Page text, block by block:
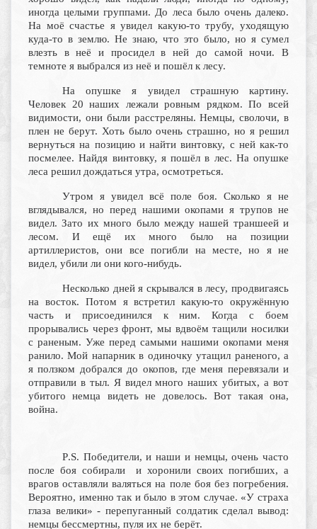
иногда целыми группами. До леса было очень далеко.
На моё счастье я увидел какую-то трубу, уходящую
куда-то в землю. Не знаю, что это было, но я сумел
влезть в неё и просидел в ней до самой ночи. В
темноте я выбрался из неё и пошёл к лесу.
На опушке я увидел страшную картину.
Человек 20 наших лежали ровным рядком. По всей
видимости, они были расстреляны. Немцы, сволочи, в
плен не берут. Хоть было очень страшно, но я решил
вернуться на позицию и найти винтовку, с ней как-то
посмелее. Найдя винтовку, я пошёл в лес. На опушке
леса решил дождаться утра, осмотреться.
Утром я увидел всё поле боя. Сколько я не
вглядывался, но перед нашими окопами я трупов не
видел. Зато их много было между нашей траншеей и
лесом. И ещё их много было на позиции
артиллеристов, они все погибли на месте, но я не
видел, убили ли они кого-нибудь.
Несколько дней я скрывался в лесу, продвигаясь
на восток. Потом я встретил какую-то окружённую
часть и присоединился к ним. Когда с боем
прорывались через фронт, мы вдвоём тащили носилки
с раненым. Уже перед самыми нашими окопами меня
ранило. Мой напарник в одиночку утащил раненого, а
я ползком добрался до окопов, где меня перевязали и
отправили в тыл. Я видел много наших убитых, а вот
убитого немца видеть не довелось. Вот такая она,
война.
P.S. Победители, и наши и немцы, очень часто
после боя собирали и хоронили своих погибших, а
врагов оставляли валяться на поле боя без погребения.
Вероятно, именно так и было в этом случае. «У страха
глаза велики» - перепуганный солдатик сделал вывод:
немцы бессмертны, пуля их не берёт.